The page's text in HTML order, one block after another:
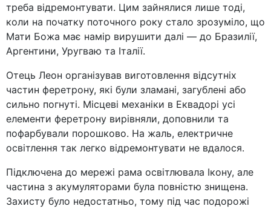
треба відремонтувати. Цим зайнялися лише тоді,
коли на початку поточного року стало зрозуміло, що
Мати Божа має намір вирушити далі — до Бразилії,
Аргентини, Уругваю та Італії.
Отець Леон організував виготовлення відсутніх
частин феретрону, які були зламані, загублені або
сильно погнуті. Місцеві механіки в Еквадорі усі
елементи феретрону вирівняли, доповнили та
пофарбували порошково. На жаль, електричне
освітлення так легко відремонтувати не вдалося.
Підключена до мережі рама освітлювала Ікону, але
частина з акумуляторами була повністю знищена.
Захисту було недостатньо, тому під час подорожі